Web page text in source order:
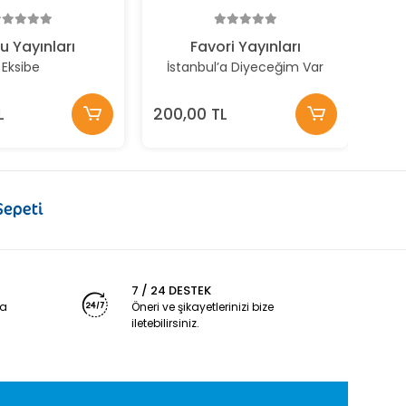
Yayınları
Eksibe
Favori Yayınları
İstanbul’a Diyeceğim Var
200,00 TL
7 / 24 DESTEK
Öneri ve şikayetlerinizi bize
iletebilirsiniz.